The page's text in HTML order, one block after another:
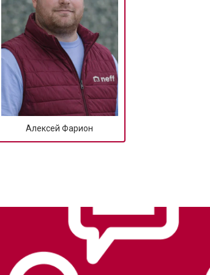
от 2590 ₽
от 1900 ₽
от 1100 ₽
от 750 ₽
Алексей Фарион